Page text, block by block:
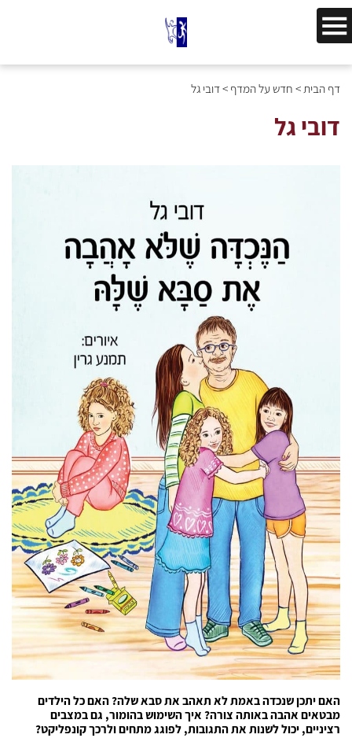
דף הבית> חדש על המדף >דובי גל
דובי גל
האם יתכן שנכדה באמת לא תאהב את סבא שלה? האם כל הילדים
מבטאים אהבה באותה צורה? איך השימוש בהומור, גם במצבים
רציניים, יכול לשנות את התגובות, לפוגג מתחים ולרכך קונפליקט?